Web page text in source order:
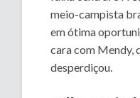
meio-campista
em ótima
cara com Mendy,
desperdiçou.